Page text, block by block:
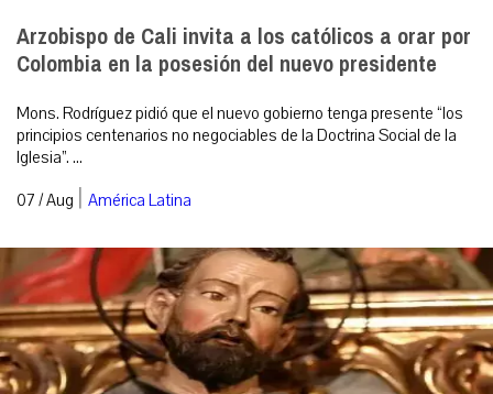
Arzobispo de Cali invita a los católicos a orar por
Colombia en la posesión del nuevo presidente
Mons. Rodríguez pidió que el nuevo gobierno tenga presente “los
principios centenarios no negociables de la Doctrina Social de la
Iglesia”. ...
07 / Aug | América Latina